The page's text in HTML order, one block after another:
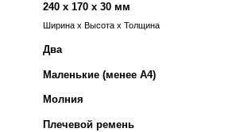
240 x 170 x 30 мм
Ширина x Высота x Толщина
Два
Маленькие (менее А4)
Молния
Плечевой ремень